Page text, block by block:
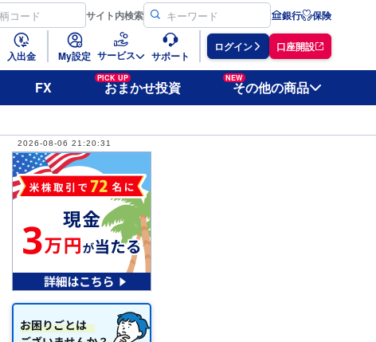
サイト内検索 銀行 保険
入出金 My設定 サービス サポート
ログイン 口座開設
FX
PICK UP
おまかせ投資
NEW
その他の商品
2026-08-06 21:20:31